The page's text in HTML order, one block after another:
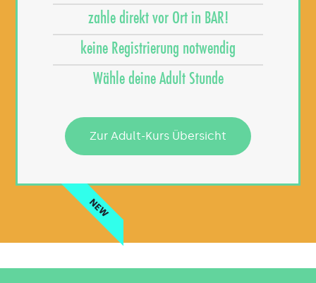
zahle direkt vor Ort in BAR!
keine Registrierung notwendig
Wähle deine Adult Stunde
Zur Adult-Kurs Übersicht
NEW